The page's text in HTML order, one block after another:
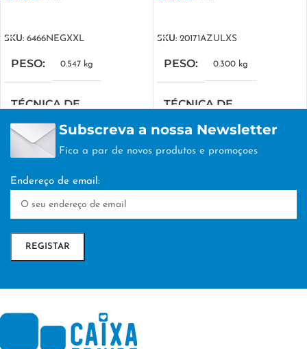
SKU: 6466NEGXXL
PESO 0.547 kg
TÉCNICA DE
SERIGRAFIA
SKU: 20171AZULXS
PESO 0.300 kg
TÉCNICA DE
SERIGRAFIA
Subscreva a nossa Newsletter
Fica a par de novos produtos e promoçoes
Endereço de email: